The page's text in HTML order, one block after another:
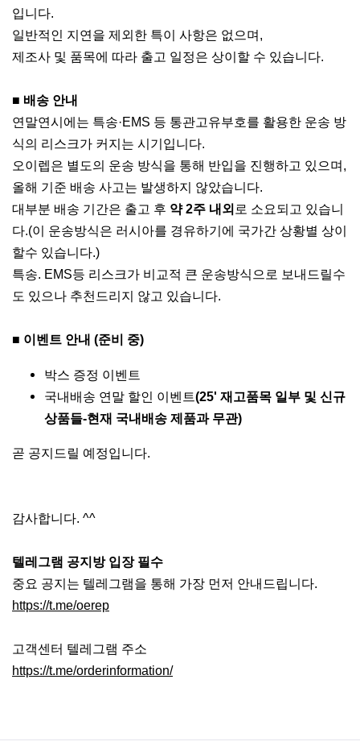
입니다.
일반적인 지연을 제외한 특이 사항은 없으며,
제조사 및 품목에 따라 출고 일정은 상이할 수 있습니다.
■ 배송 안내
연말연시에는 특송·EMS 등 통관고유부호를 활용한 운송 방
식의 리스크가 커지는 시기입니다.
오이렙은 별도의 운송 방식을 통해 반입을 진행하고 있으며,
올해 기준 배송 사고는 발생하지 않았습니다.
대부분 배송 기간은 출고 후 약 2주 내외 로 소요되고 있습니
다.(이 운송방식은 러시아를 경유하기에 국가간 상황별 상이
할수 있습니다.)
특송. EMS등 리스크가 비교적 큰 운송방식으로 보내드릴수
도 있으나 추천드리지 않고 있습니다.
■ 이벤트 안내 (준비 중)
박스 증정 이벤트
국내배송 연말 할인 이벤트(25' 재고품목 일부 및 신규
상품들-현재 국내배송 제품과 무관)
곧 공지드릴 예정입니다.
감사합니다. ^^
텔레그램 공지방 입장 필수
중요 공지는 텔레그램을 통해 가장 먼저 안내드립니다.
https://t.me/oerep
고객센터 텔레그램 주소
https://t.me/orderinformation/